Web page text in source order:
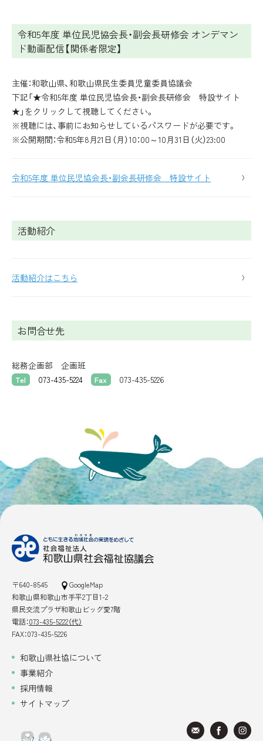
令和5年度 単位民児協会長・副会長研修会 オンデマン
ド動画配信【関係者限定】
主催：和歌山県、和歌山県民生委員児童委員協議会
下記「★令和5年度 単位民児協会長・副会長研修会 特設サイト
★」をクリックして視聴してください。
※視聴には、事前にお知らせしているパスワードが必要です。
※公開期間：令和5年8月21日（月）10：00～10月31日（火）23:00
令和5年度 単位民児協会長・副会長研修会 特設サイト
活動紹介
活動紹介はこちら
お問合せ先
総務企画部 企画班
Tel 073-435-5224 Fax 073-435-5226
〒640-8545
GoogleMap
和歌山県和歌山市手平2丁目1-2
県民交流プラザ和歌山ビッグ愛7階
電話：073-435-5222（代）
FAX：073-435-5226
和歌山県社協について
事業紹介
採用情報
サイトマップ